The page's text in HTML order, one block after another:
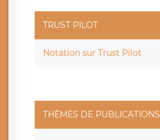
TRUST PILOT
Notation sur Trust Pilot
THÈMES DE PUBLICATIONS